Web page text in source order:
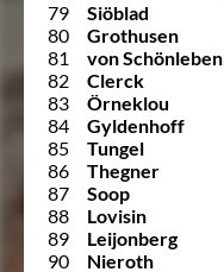
79
Siöblad
80
Grothusen
81
von Schönleben
82
Clerck
83
Örneklou
84
Gyldenhoff
85
Tungel
86
Thegner
87
Soop
88
Lovisin
89
Leijonberg
90
Nieroth